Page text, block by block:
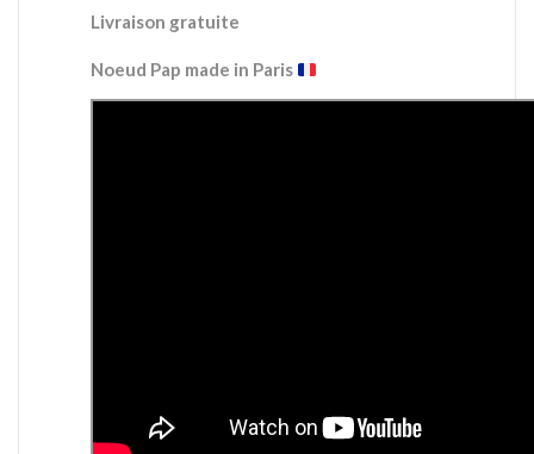
Livraison gratuite
Noeud Pap made in Paris